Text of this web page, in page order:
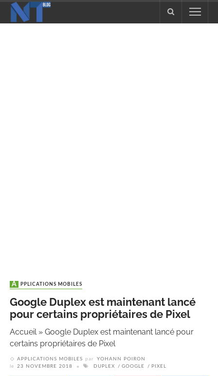
APPLICATIONS MOBILES
Google Duplex est maintenant lancé
pour certains propriétaires de Pixel
Accueil» Google Duplex est maintenant lancé pour
certains propriétaires de Pixel
APPLICATIONS MOBILES par
YOHANN POIRON
le
23 NOVEMBRE 2018 DUPLEX GOOGLE PIXEL